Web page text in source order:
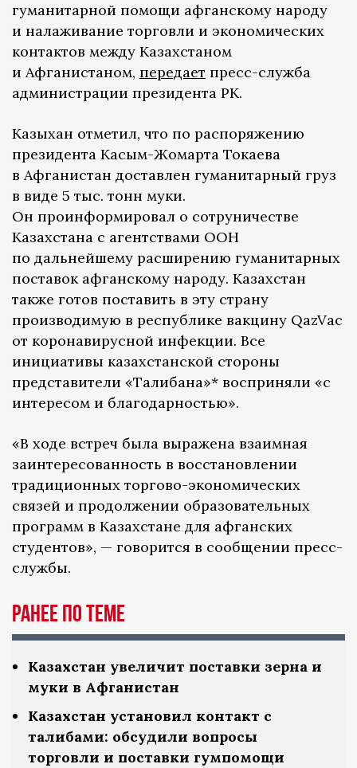
гуманитарной помощи афганскому народу
и налаживание торговли и экономических
контактов между Казахстаном
и Афганистаном, передает пресс-служба
администрации президента РК.
Казыхан отметил, что по распоряжению
президента Касым-Жомарта Токаева
в Афганистан доставлен гуманитарный груз
в виде 5 тыс. тонн муки.
Он проинформировал о сотруничестве
Казахстана с агентствами ООН
по дальнейшему расширению гуманитарных
поставок афганскому народу. Казахстан
также готов поставить в эту страну
производимую в республике вакцину QazVac
от коронавирусной инфекции. Все
инициативы казахстанской стороны
представители «Талибана»* восприняли «с
интересом и благодарностью».
«В ходе встреч была выражена взаимная
заинтересованность в восстановлении
традиционных торгово-экономических
связей и продолжении образовательных
программ в Казахстане для афганских
студентов», — говорится в сообщении пресс-
службы.
Ранее по теме
Казахстан увеличит поставки зерна и
муки в Афганистан
Казахстан установил контакт с
талибами: обсудили вопросы
торговли и поставки гумпомощи